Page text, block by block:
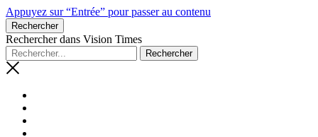
Appuyez sur “Entrée” pour passer au contenu
Rechercher
Rechercher dans Vision Times